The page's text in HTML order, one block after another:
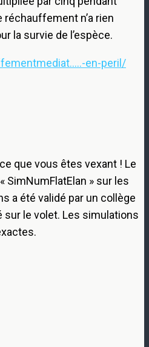
réchauffement n’a rien
la survie de l’espèce.
en-peril/
que vous êtes vexant ! Le
SimNumFlatElan » sur les
a été validé par un collège
le volet. Les simulations